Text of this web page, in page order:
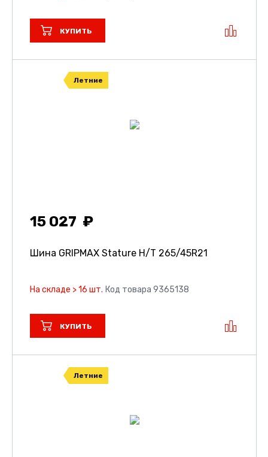
КУПИТЬ
Летние
15 027
Шина GRIPMAX Stature H/T 265/45R21
На складе > 16 шт. Код товара 9365138
КУПИТЬ
Летние